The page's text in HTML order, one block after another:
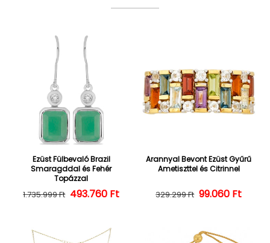
Ezüst Fülbevaló Brazil
Smaragddal és Fehér
Topázzal
Normál ár
1.735.999 Ft Kedvezményes ár
493.760 Ft
Arannyal Bevont Ezüst Gyűrű
Ametiszttel és Citrinnel
Normál ár
329.299 Ft 99.060 Ft